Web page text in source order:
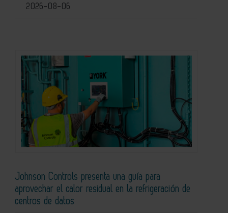
2026-08-06
Johnson Controls presenta una guía para
aprovechar el calor residual en la refrigeración de
centros de datos